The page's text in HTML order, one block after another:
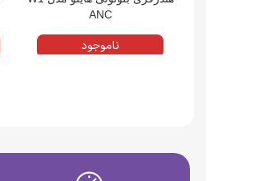
ANC
ناموجود